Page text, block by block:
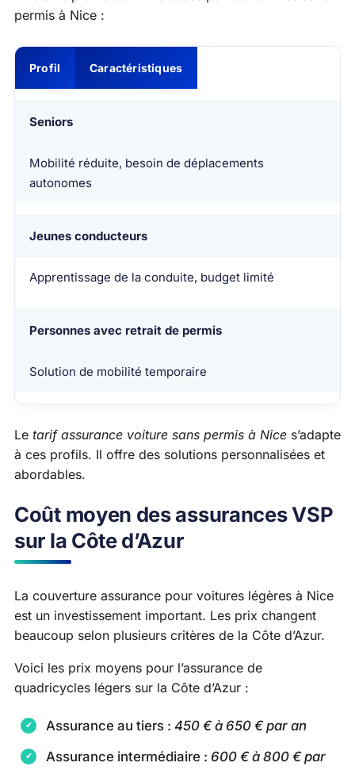
permis à Nice :
Profil Caractéristiques
Seniors
Mobilité réduite, besoin de déplacements
autonomes
Jeunes conducteurs
Apprentissage de la conduite, budget limité
Personnes avec retrait de permis
Solution de mobilité temporaire
Le tarif assurance voiture sans permis à Nice s’adapte
à ces profils. Il offre des solutions personnalisées et
abordables.
Coût moyen des assurances VSP
sur la Côte d’Azur
La couverture assurance pour voitures légères à Nice
est un investissement important. Les prix changent
beaucoup selon plusieurs critères de la Côte d’Azur.
Voici les prix moyens pour l’assurance de
quadricycles légers sur la Côte d’Azur :
Assurance au tiers : 450 € à 650 € par an
Assurance intermédiaire : 600 € à 800 € par